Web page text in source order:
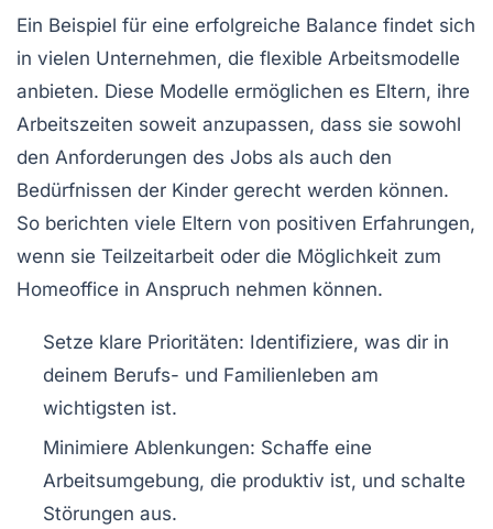
Ein Beispiel für eine erfolgreiche Balance findet sich
in vielen Unternehmen, die flexible Arbeitsmodelle
anbieten. Diese Modelle ermöglichen es Eltern, ihre
Arbeitszeiten soweit anzupassen, dass sie sowohl
den Anforderungen des Jobs als auch den
Bedürfnissen der Kinder gerecht werden können.
So berichten viele Eltern von positiven Erfahrungen,
wenn sie Teilzeitarbeit oder die Möglichkeit zum
Homeoffice in Anspruch nehmen können.
Setze klare Prioritäten: Identifiziere, was dir in
deinem Berufs- und Familienleben am
wichtigsten ist.
Minimiere Ablenkungen: Schaffe eine
Arbeitsumgebung, die produktiv ist, und schalte
Störungen aus.